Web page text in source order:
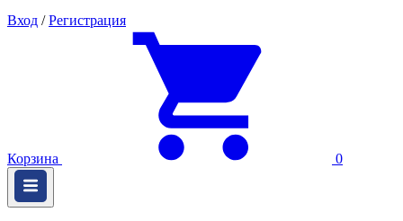
Вход / Регистрация
Корзина 0